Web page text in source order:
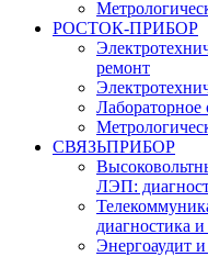
РОСТОК-ПРИБОР
ремонт
Лабораторное
СВЯЗЬПРИБОР
ЛЭП:
диагностика
Энергоаудит